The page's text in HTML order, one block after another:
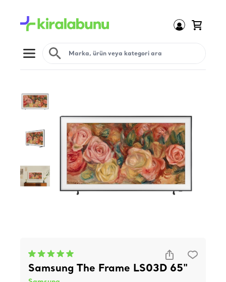
Open menu
Samsung The Frame LS03D 65"